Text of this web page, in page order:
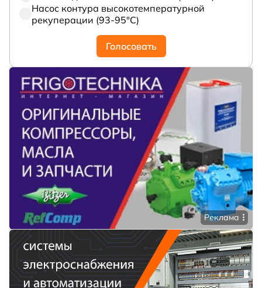
Насос контура высокотемпературной
рекуперации (93-95°С)
Голосовать
Реклама